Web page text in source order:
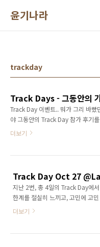
윤기나라
trackday
Track Days - 그동안의
Track Day 이벤트.. 뭐가 그리 바빴
야 그동안의 Track Day 참가 후기
선 오늘까지의 Track Day 전체 참가
DarkHorse2024.10.27
@Laguna2024.11.16
@Sonoma2025.05.31
@Sonoma2025.06.07
@Sonoma2025.06.21
더보기
Track Day Oct 27
지난 2번, 총 4일의 Track Day에서
한계를 절실히 느끼고, 고민에 고
Custom Order로 Mustang 을 주문
더보기